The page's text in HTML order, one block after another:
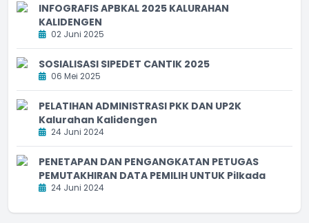
INFOGRAFIS APBKAL 2025 KALURAHAN
KALIDENGEN
02 Juni 2025
SOSIALISASI SIPEDET CANTIK 2025
06 Mei 2025
PELATIHAN ADMINISTRASI PKK DAN UP2K
Kalurahan Kalidengen
24 Juni 2024
PENETAPAN DAN PENGANGKATAN PETUGAS
PEMUTAKHIRAN DATA PEMILIH UNTUK Pilkada
24 Juni 2024